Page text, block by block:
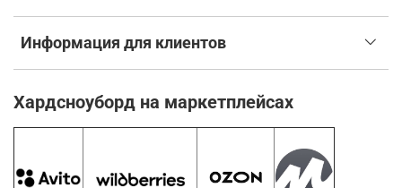
Информация для клиентов
Хардсноуборд на маркетплейсах